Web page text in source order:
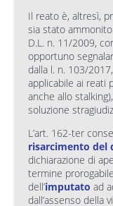
Il reato è, altresì,
sia stato
D.L. n. 11/2009,
opportuno
dalla l. n. 103/
applicabile ai reati
anche allo
soluzione
L’art. 162-ter
risarcimento del
dichiarazione di
termine
dell’imputato ad
dall’assenso della